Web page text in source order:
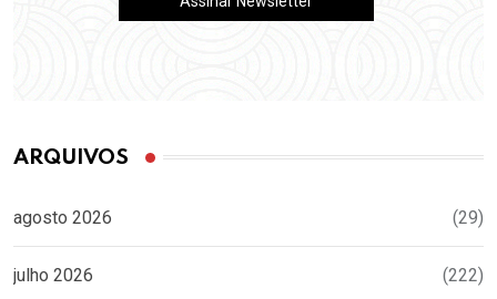
ARQUIVOS
agosto 2026 (29)
julho 2026 (222)